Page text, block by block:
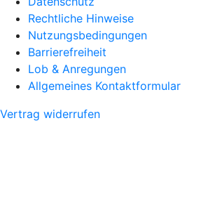
Rechtliche Hinweise
Nutzungsbedingungen
Barrierefreiheit
Lob & Anregungen
Allgemeines Kontaktformular
Vertrag widerrufen